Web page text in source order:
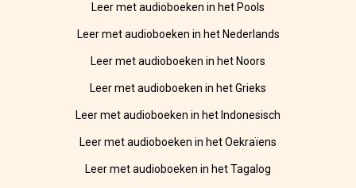
Leer met audioboeken in het Pools
Leer met audioboeken in het Nederlands
Leer met audioboeken in het Noors
Leer met audioboeken in het Grieks
Leer met audioboeken in het Indonesisch
Leer met audioboeken in het Oekraïens
Leer met audioboeken in het Tagalog